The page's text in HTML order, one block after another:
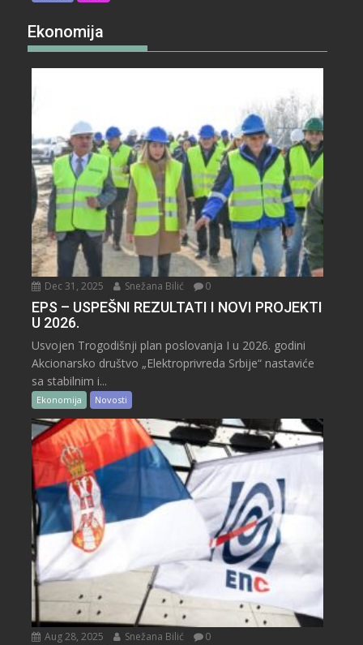
Ekonomija
Dec 31, 2025 Snežana Bilić 0
EPS – USPEŠNI REZULTATI I NOVI PROJEKTI
U 2026.
Usvojen Trogodišnji plan poslovanja I u 2026. godini
Akcionarsko društvo „Elektroprivreda Srbije“ nastaviće
sa stabilnim i...
Ekonomija Novosti
Aug 28, 2025 Snežana Bilić 0